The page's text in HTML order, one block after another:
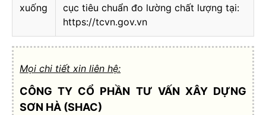
xuống
cục tiêu chuẩn đo lường chất lượng tại:
https://tcvn.gov.vn
Mọi chi tiết xin liên hệ:
CÔNG TY CỔ PHẦN TƯ VẤN XÂY DỰNG
SƠN HÀ (SHAC)